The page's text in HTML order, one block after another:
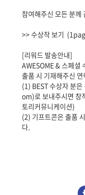
참여해주신 모든 분께
>> 수상작 보기
[리워드 발송안내]
AWESOME & 스페셜
출품 시 기재해주신
(1) BEST 수상자 분
om)로 보내주시면 창
토리커뮤니케이션)
(2) 기프트콘은 출품
다.